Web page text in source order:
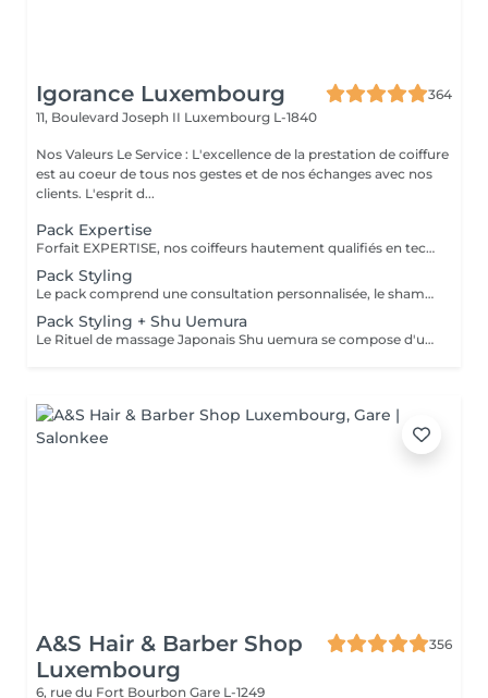
Igorance Luxembourg
364
11, Boulevard Joseph II Luxembourg L-1840
Nos Valeurs Le Service : L'excellence de la prestation de coiffure
est au coeur de tous nos gestes et de nos échanges avec nos
clients. L'esprit d...
Pack Expertise
Forfait EXPERTISE, nos coiffeurs hautement qualifiés en technique anglo-saxonne, en formation continu et diplômés d’une académie anglaise à Paris. Vous offre une séance d’une heure avec votre coach en suivi beauté. Ce pack inclus : 1 h de prestation Un diagnostique personnalisé Shampoing spécifique Haircare Conditioner spécifique Produit de coiffage Coupe Styling Produit de finition
Pack Styling
Le pack comprend une consultation personnalisée, le shampooing et le conditionneur spécifiques REDKEN , le séchage et les produits de styling REDKEN * Tarifs à titre indicatifs à confirmer après la consultation personnalisée établit auprès de votre coiffeur/stylist/spécialiste * La direction se réserve le droit d’apporter des modifications pour le bon fonctionnement du salon
Pack Styling + Shu Uemura
Le Rituel de massage Japonais Shu uemura se compose d'un shampooing et d'un soin d'une durée de 30 minutes pour une relaxation une une réparation intense du cheveu et ensuite le pack styling
A&S Hair & Barber Shop
Luxembourg
356
6, rue du Fort Bourbon Gare L-1249